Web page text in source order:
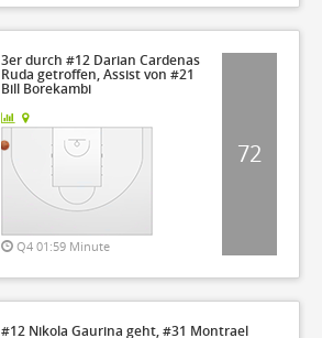
3er durch #12 Darian Cardenas
Ruda getroffen, Assist von #21
Bill Borekambi
Q4 01:59 Minute
72
#12 Nikola Gaurina geht, #31 Montrael